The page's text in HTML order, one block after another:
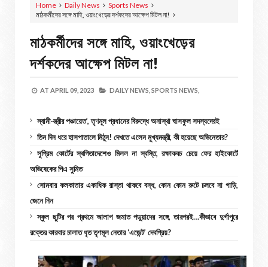
Home Daily News
Sports News
মাঠকর্মীদের সঙ্গে মাহি, ওয়াংখেড়ের দর্শকদের আক্ষেপ মিটল না!
মাঠকর্মীদের সঙ্গে মাহি, ওয়াংখেড়ের
দর্শকদের আক্ষেপ মিটল না!
AT APRIL 09, 2023 DAILY NEWS, SPORTS NEWS,
স্বামী-স্ত্রীর পঞ্চায়েত’, তৃণমূল প্রধানের বিরুদ্ধে অনাস্থা ঘাসফুল সদস্যদেরই
তিন দিন ধরে হাসপাতালে মিঠুন! দেখতে এলেন মুখ্যমন্ত্রী, কী হয়েছে অভিনেতার?
সুপ্রিম কোর্টের স্থগিতাদেশেও মিলল না স্বস্তি, রক্ষাকবচ চেয়ে ফের হাইকোর্টে
অভিষেকের পিএ সুমিত
সোমবার কলকাতার একাধিক রাস্তা থাকবে বন্ধ, কোন কোন রুটে চলবে না গাড়ি,
জেনে নিন
স্কুল ছুটির পর প্রথমে আলাপ জমাত পড়ুয়াদের সঙ্গে, তারপরই…কীভাবে দুর্গাপুরে
রক্তের কারবার চালাত ধৃত তৃণমূল নেতার ‘এজেন্ট’ দেবপ্রিয়?